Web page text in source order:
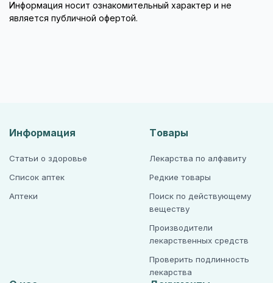
Информация носит ознакомительный характер и не
является публичной офертой.
Информация
Статьи о здоровье
Список аптек
Аптеки
Товары
Лекарства по алфавиту
Редкие товары
Поиск по действующему
веществу
Производители
лекарственных средств
Проверить подлинность
лекарства